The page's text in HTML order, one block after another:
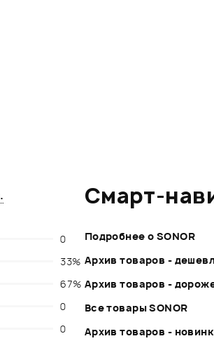
.
0
33%
67%
0
0
Смарт-
Подробнее о SONOR
Архив товаров -
Архив товаров -
Все товары SONOR
Архив товаров -